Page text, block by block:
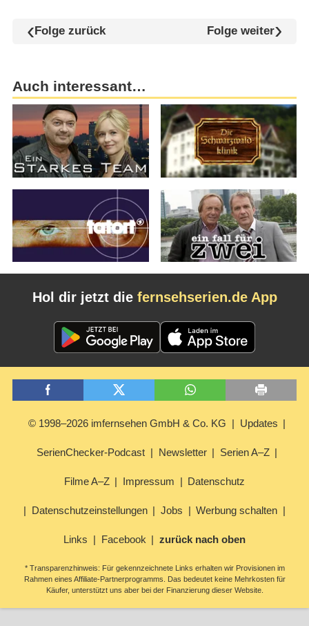
Folge zurück Folge weiter
Auch interessant…
Hol dir jetzt die fernsehserien.de App
© 1998–2026 imfernsehen GmbH & Co. KG Updates
SerienChecker-Podcast Newsletter Serien A–Z
Filme A–Z Impressum Datenschutz
Datenschutzeinstellungen Jobs Werbung schalten
Links Facebook zurück nach oben
* Transparenzhinweis: Für gekennzeichnete Links erhalten wir Provisionen im
Rahmen eines Affiliate-Partnerprogramms. Das bedeutet keine Mehrkosten für
Käufer, unterstützt uns aber bei der Finanzierung dieser Website.